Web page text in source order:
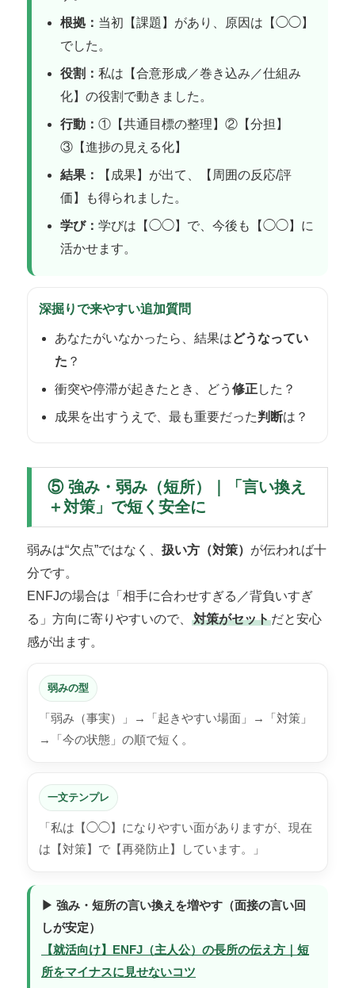
根拠： 当初【課題】があり、原因は【◯◯】
でした。
役割： 私は【合意形成／巻き込み／仕組み
化】の役割で動きました。
行動： ①【共通目標の整理】②【分担】
③【進捗の見える化】
結果：
【成果】が出て、【周囲の反応/評
価】も得られました。
学び： 学びは【◯◯】で、今後も【◯◯】に
活かせます。
深掘りで来やすい追加質問
あなたがいなかったら、結果はどうなってい
た ？
衝突や停滞が起きたとき、どう 修正した？
成果を出すうえで、最も重要だった判断は？
⑤ 強み・弱み（短所）｜「言い換え
＋対策」で短く安全に
弱みは“欠点”ではなく、 扱い方（対策） が伝われば十
分です。
ENFJの場合は「相手に合わせすぎる／背負いすぎ
る」方向に寄りやすいので、
対策がセットだと安心
感が出ます。
弱みの型
「弱み（事実）」→「起きやすい場面」→「対策」
→「今の状態」の順で短く。
一文テンプレ
「私は【◯◯】になりやすい面がありますが、現在
は【対策】で【再発防止】しています。」
▶ 強み・短所の言い換えを増やす（面接の言い回
しが安定）
【就活向け】ENFJ（主人公）の長所の伝え方｜短
所をマイナスに見せないコツ